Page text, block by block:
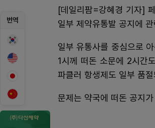
번역
[데일리팜=강혜경 기자]
일부 제약유통발 공지에
일부 유통사를 중심으로
1시께 떠돈 소문에 2시간
파클러 항생제도 일부 품
문제는 약국에 떠돈 공지